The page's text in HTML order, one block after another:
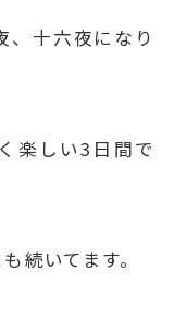
、十六夜になり
楽しい3日間で
続いてます。